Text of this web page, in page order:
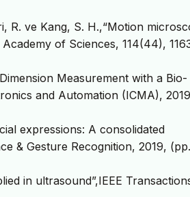
R. ve Kang, S. H.,“Motion
of Sciences, 114(44),
Measurement with a Bio-
and Automation (ICMA),
expressions: A consolidated
& Gesture Recognition, 2019,
in ultrasound”,IEEE